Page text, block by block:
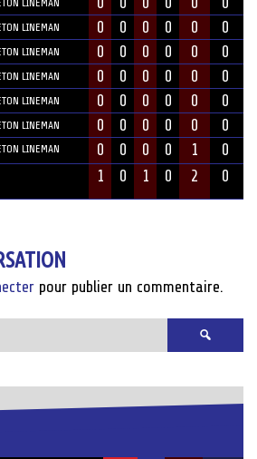
LINEMAN
LINEMAN 0 0 0 0 0 0
LINEMAN 0 0 0 0 0 0
LINEMAN 0 0 0 0 0 0
LINEMAN 0 0 0 0 0 0
LINEMAN 0 0 0 0 0 0
LINEMAN 0 0 0 0 1
0
1 0 1 0 2 0
pour publier un commentaire.
Rechercher :